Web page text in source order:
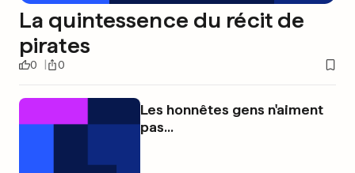
La quintessence du récit de
pirates
0 0
Les honnêtes gens n'aiment
pas...